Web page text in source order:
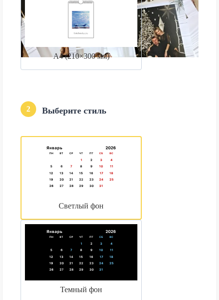
А4 (210×300 мм)
2 Выберите стиль
Светлый фон
Темный фон